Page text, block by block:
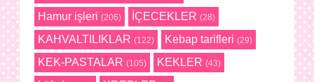
Hamur işleri (206) İÇECEKLER (28)
KAHVALTILIKLAR (122) Kebap tarifleri (29)
KEK-PASTALAR (105) KEKLER (43)